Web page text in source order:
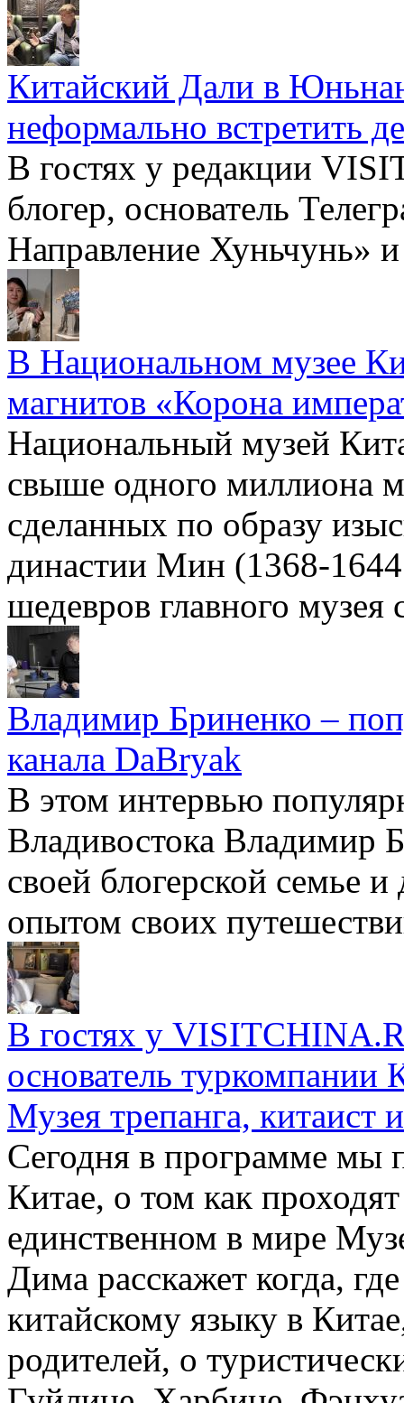
Китайский Дали в
неформально встретить
В гостях у редакции
блогер, основатель
Направление Хуньчунь»
В Национальном музее
магнитов «Корона
Национальный музей
свыше одного миллиона
сделанных по образу
династии Мин (1368-1644
шедевров главного музея
Владимир Бриненко –
канала DaBryak
В этом интервью
Владивостока Владимир
своей блогерской семье
опытом своих
В гостях у
основатель
Музея трепанга, китаист
Сегодня в программе мы
Китае, о том как
единственном в мире
Дима расскажет когда,
китайскому языку в
родителей, о